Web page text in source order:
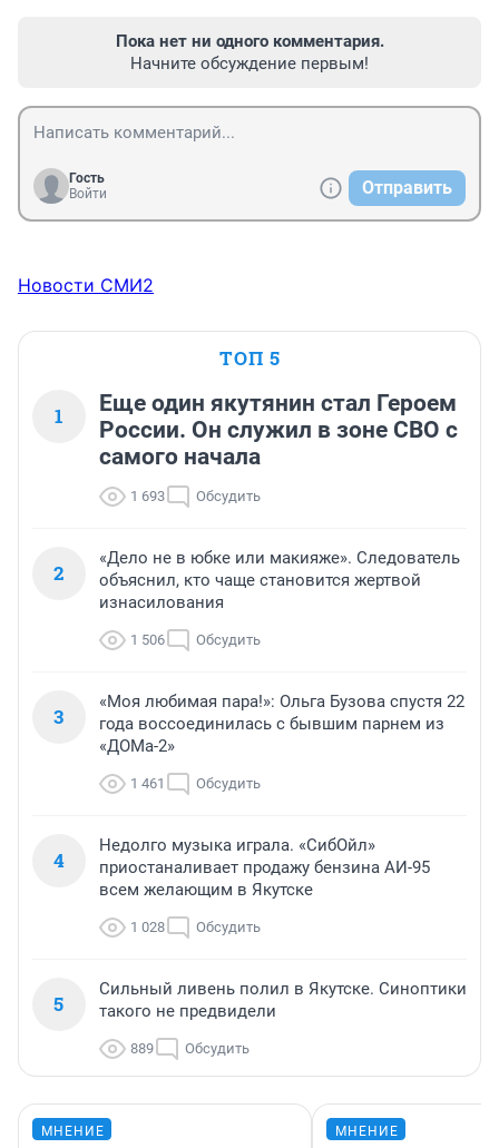
Пока нет ни одного комментария.
Начните обсуждение первым!
Гость
Войти
Отправить
Новости СМИ2
ТОП 5
1
Еще один якутянин стал Героем
России. Он служил в зоне СВО с
самого начала
1 693 Обсудить
2
«Дело не в юбке или макияже». Следователь
объяснил, кто чаще становится жертвой
изнасилования
1 506 Обсудить
3
«Моя любимая пара!»: Ольга Бузова спустя 22
года воссоединилась с бывшим парнем из
«ДОМа-2»
1 461 Обсудить
4
Недолго музыка играла. «СибОйл»
приостаналивает продажу бензина АИ-95
всем желающим в Якутске
1 028 Обсудить
5
Сильный ливень полил в Якутске. Синоптики
такого не предвидели
889 Обсудить
МНЕНИЕ МНЕНИЕ